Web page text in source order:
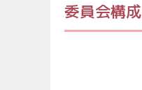
委員会構成